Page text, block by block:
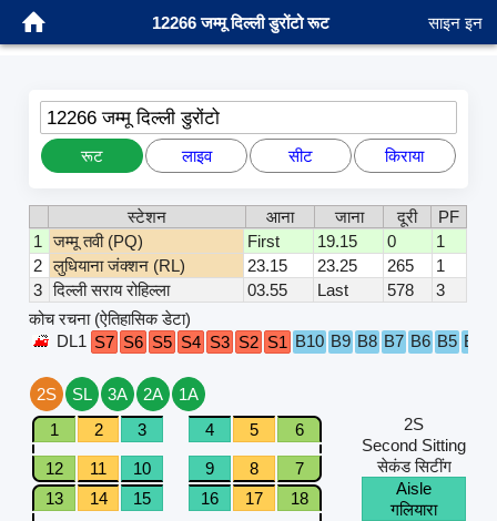
12266 जम्मू दिल्ली डुरोंटो रूट साइन इन
12266 जम्मू दिल्ली डुरोंटो
रूट लाइव सीट किराया
स्टेशन आना जाना दूरी
PF
1
जम्मू तवी (PQ) First 19.15 0
1
2
लुधियाना जंक्शन (RL) 23.15 23.25 265
1
3
दिल्ली सराय रोहिल्ला 03.55 Last 578
3
कोच रचना (ऐतिहासिक डेटा)
DL1 S7 S6 S5 S4 S3 S2 S1 B10 B9 B8 B7 B6 B5 B4
2S SL 3A 2A
1A
1
2 3 4 5 6
12 11 10 9 8
7
13
14 15 16 17 18
2S
Second Sitting
सेकंड सिटींग
Aisle
गलियारा